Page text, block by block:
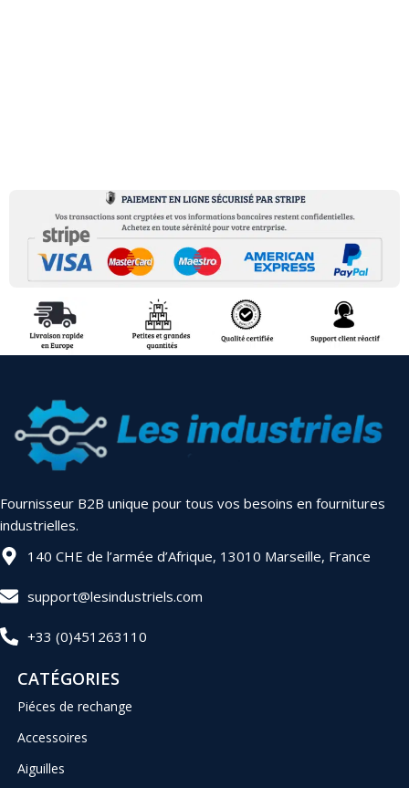
Fournisseur B2B unique pour tous vos besoins en fournitures
industrielles.
140 CHE de l’armée d’Afrique, 13010 Marseille, France
support@lesindustriels.com
+33 (0)451263110
CATÉGORIES
Piéces de rechange
Accessoires
Aiguilles